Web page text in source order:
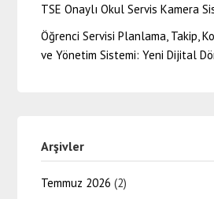
TSE Onaylı Okul Servis Kamera
Öğrenci Servisi Planlama, Takip,
ve Yönetim Sistemi: Yeni Dijital
Arşivler
Temmuz 2026 (2)